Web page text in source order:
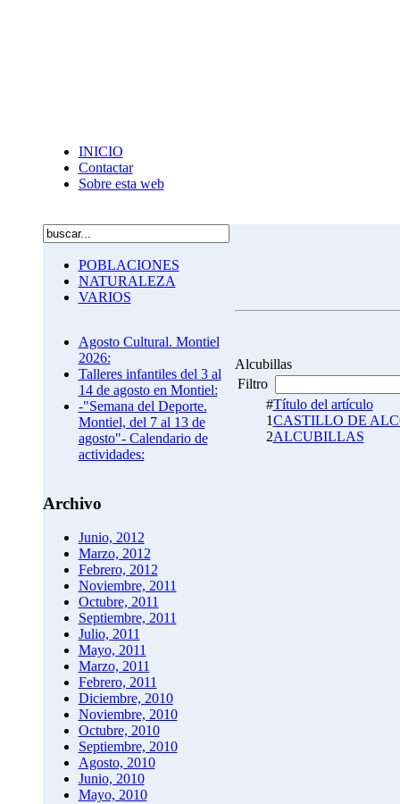
INICIO
Contactar
Sobre esta web
POBLACIONES
NATURALEZA
VARIOS
Agosto Cultural. Montiel
2026:
Talleres infantiles del 3 al
14 de agosto en Montiel:
-"Semana del Deporte.
Montiel, del 7 al 13 de
agosto"- Calendario de
actividades:
Archivo
Junio, 2012
Marzo, 2012
Febrero, 2012
Noviembre, 2011
Octubre, 2011
Septiembre, 2011
Julio, 2011
Mayo, 2011
Marzo, 2011
Febrero, 2011
Diciembre, 2010
Noviembre, 2010
Octubre, 2010
Septiembre, 2010
Agosto, 2010
Junio, 2010
Mayo, 2010
Alcubillas
Filtro
#Título del artículo
1CASTILLO DE
2ALCUBILLAS